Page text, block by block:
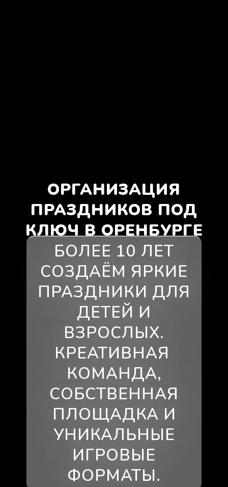
ОРГАНИЗАЦИЯ
ПРАЗДНИКОВ ПОД
КЛЮЧ В ОРЕНБУРГЕ
БОЛЕЕ 10 ЛЕТ
СОЗДАЁМ ЯРКИЕ
ПРАЗДНИКИ ДЛЯ
ДЕТЕЙ И
ВЗРОСЛЫХ.
КРЕАТИВНАЯ
КОМАНДА,
СОБСТВЕННАЯ
ПЛОЩАДКА И
УНИКАЛЬНЫЕ
ИГРОВЫЕ
ФОРМАТЫ.